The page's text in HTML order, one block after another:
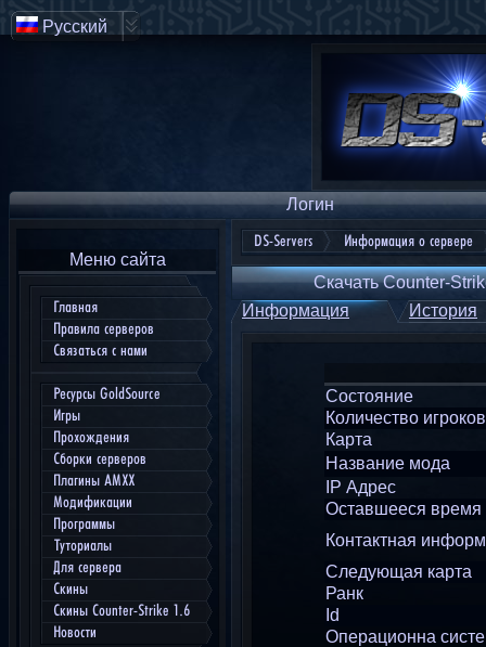
Логин
Меню сайта
Главная
Правила серверов
Связаться с нами
Ресурсы GoldSource
Игры
Прохождения
Сборки серверов
Плагины AMXX
Модификации
Программы
Туториалы
Для сервера
Скины
Скины Counter-Strike 1.6
Новости
DS-Servers Информация о сервере
Скачать Counter-
Информация
История
Состояние
Количество игроков
Карта
Название мода
IP Адрес
Оставшееся время
Контактная
Следующая карта
Ранк
Id
Операционна
Русский